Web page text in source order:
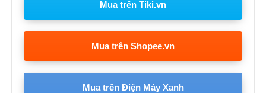
Mua trên Tiki.vn
Mua trên Shopee.vn
Mua trên Điện Máy Xanh